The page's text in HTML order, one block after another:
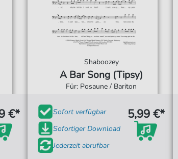
€*
Shaboozey
A Bar Song (Tipsy)
Für: Posaune / Bariton
Sofort verfügbar
Sofortiger Download
Jederzeit abrufbar
5,99 €*